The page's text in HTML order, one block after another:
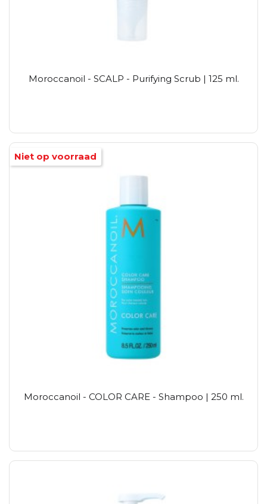
Moroccanoil - SCALP - Purifying Scrub | 125 ml.
Moroccanoil - COLOR CARE - Shampoo | 250 ml.
Niet op voorraad